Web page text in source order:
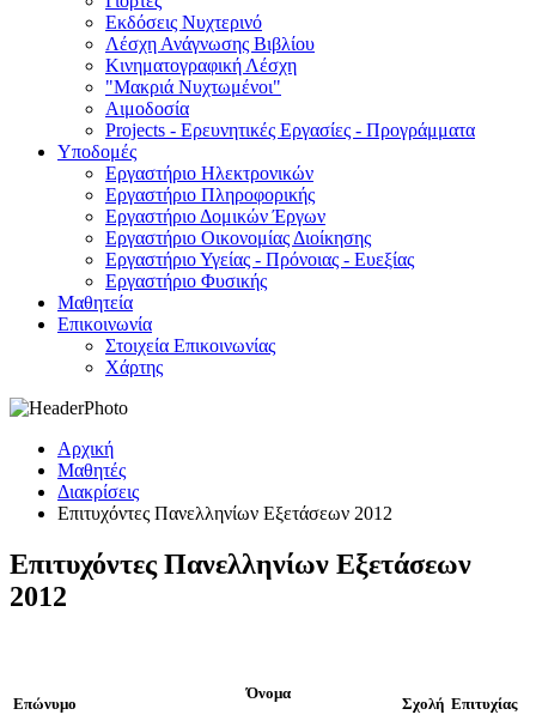
Εκδόσεις Νυχτερινό
Λέσχη Ανάγνωσης Βιβλίου
Κινηματογραφική Λέσχη
"Μακριά Νυχτωμένοι"
Αιμοδοσία
Projects - Eρευνητικές Eργασίες - Προγράμματα
Υποδομές
Εργαστήριο Ηλεκτρονικών
Εργαστήριο Πληροφορικής
Εργαστήριο Δομικών Έργων
Εργαστήριο Οικονομίας Διοίκησης
Εργαστήριο Υγείας - Πρόνοιας - Ευεξίας
Εργαστήριο Φυσικής
Μαθητεία
Επικοινωνία
Στοιχεία Επικοινωνίας
Χάρτης
Αρχική
Μαθητές
Διακρίσεις
Επιτυχόντες Πανελληνίων Eξετάσεων 2012
Επιτυχόντες Πανελληνίων Eξετάσεων
2012
Επώνυμο
Όνομα
Σχολή